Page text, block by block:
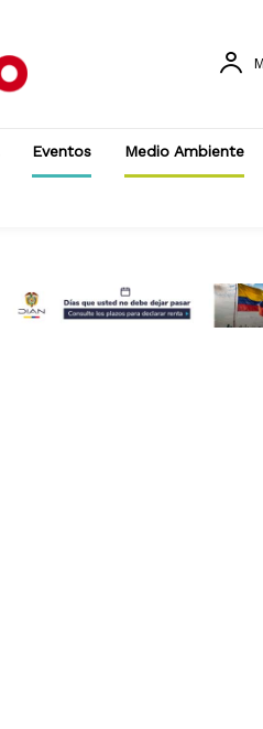
Eventos Medio Ambiente